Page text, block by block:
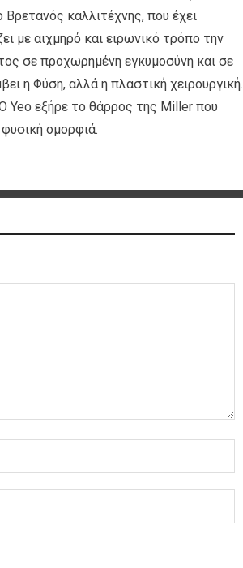
καλλιτέχνης, που έχει
με αιχμηρό και ειρωνικό τρόπο την
σε προχωρημένη εγκυμοσύνη και σε
η Φύση, αλλά η πλαστική χειρουργική.
Yeo εξήρε το θάρρος της Miller που
ομορφιά.